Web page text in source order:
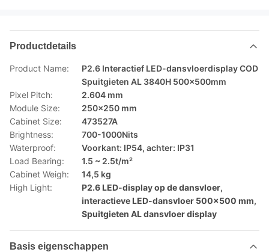
Productdetails
Product Name:
P2.6 Interactief LED-dansvloerdisplay COD
Spuitgieten AL 3840H 500x500mm
Pixel Pitch:
2.604 mm
Module Size:
250x250 mm
Cabinet Size:
473527A
Brightness:
700-1000Nits
Waterproof:
Voorkant: IP54, achter: IP31
Load Bearing:
1.5 ~ 2.5t/m²
Cabinet Weigh:
14,5 kg
High Light:
P2.6 LED-display op de dansvloer,
interactieve LED-dansvloer 500x500 mm,
Spuitgieten AL dansvloer display
Basis eigenschappen